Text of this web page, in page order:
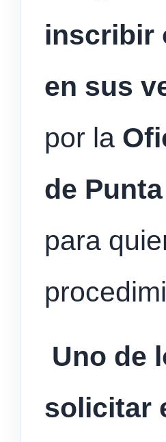
inscribir
en sus
por la
de
para
Uno de
solicitar